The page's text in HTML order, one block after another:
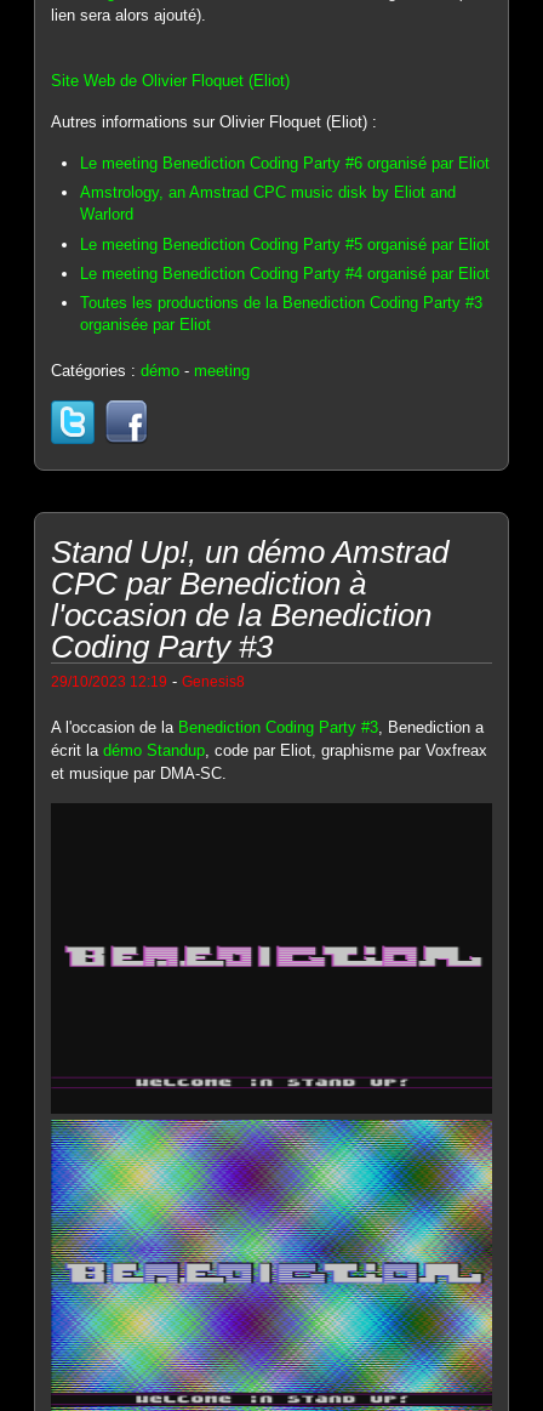
lien sera alors ajouté).
Site Web de Olivier Floquet (Eliot)
Autres informations sur Olivier Floquet (Eliot) :
Le meeting Benediction Coding Party #6 organisé par Eliot
Amstrology, an Amstrad CPC music disk by Eliot and
Warlord
Le meeting Benediction Coding Party #5 organisé par Eliot
Le meeting Benediction Coding Party #4 organisé par Eliot
Toutes les productions de la Benediction Coding Party #3
organisée par Eliot
Catégories :démo - meeting
Stand Up!, un démo Amstrad
CPC par Benediction à
l'occasion de la Benediction
Coding Party #3
29/10/2023 12:19 -Genesis8
A l'occasion de la Benediction Coding Party #3 , Benediction a
écrit ladémo Standup , code par Eliot, graphisme par Voxfreax
et musique par DMA-SC.